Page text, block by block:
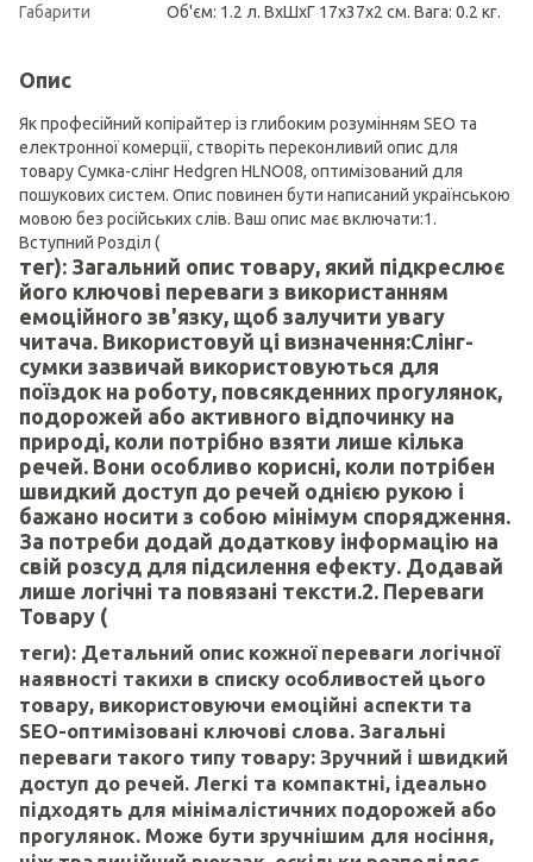
Габарити Об'єм: 1.2 л. ВхШхГ 17х37х2 см. Вага: 0.2 кг.
Опис
Як професійний копірайтер із глибоким розумінням SEO та
електронної комерції, створіть переконливий опис для
товару Сумка-слінг Hedgren HLNO08, оптимізований для
пошукових систем. Опис повинен бути написаний українською
мовою без російських слів. Ваш опис має включати:1.
Вступний Розділ (
тег): Загальний опис товару, який підкреслює
його ключові переваги з використанням
емоційного зв'язку, щоб залучити увагу
читача. Використовуй ці визначення:Слінг-
сумки зазвичай використовуються для
поїздок на роботу, повсякденних прогулянок,
подорожей або активного відпочинку на
природі, коли потрібно взяти лише кілька
речей. Вони особливо корисні, коли потрібен
швидкий доступ до речей однією рукою і
бажано носити з собою мінімум спорядження.
За потреби додай додаткову інформацію на
свій розсуд для підсилення ефекту. Додавай
лише логічні та повязані тексти.2. Переваги
Товару (
теги): Детальний опис кожної переваги логічної
наявності такихи в списку особливостей цього
товару, використовуючи емоційні аспекти та
SEO-оптимізовані ключові слова. Загальні
переваги такого типу товару: Зручний і швидкий
доступ до речей. Легкі та компактні, ідеально
підходять для мінімалістичних подорожей або
прогулянок. Може бути зручнішим для носіння,